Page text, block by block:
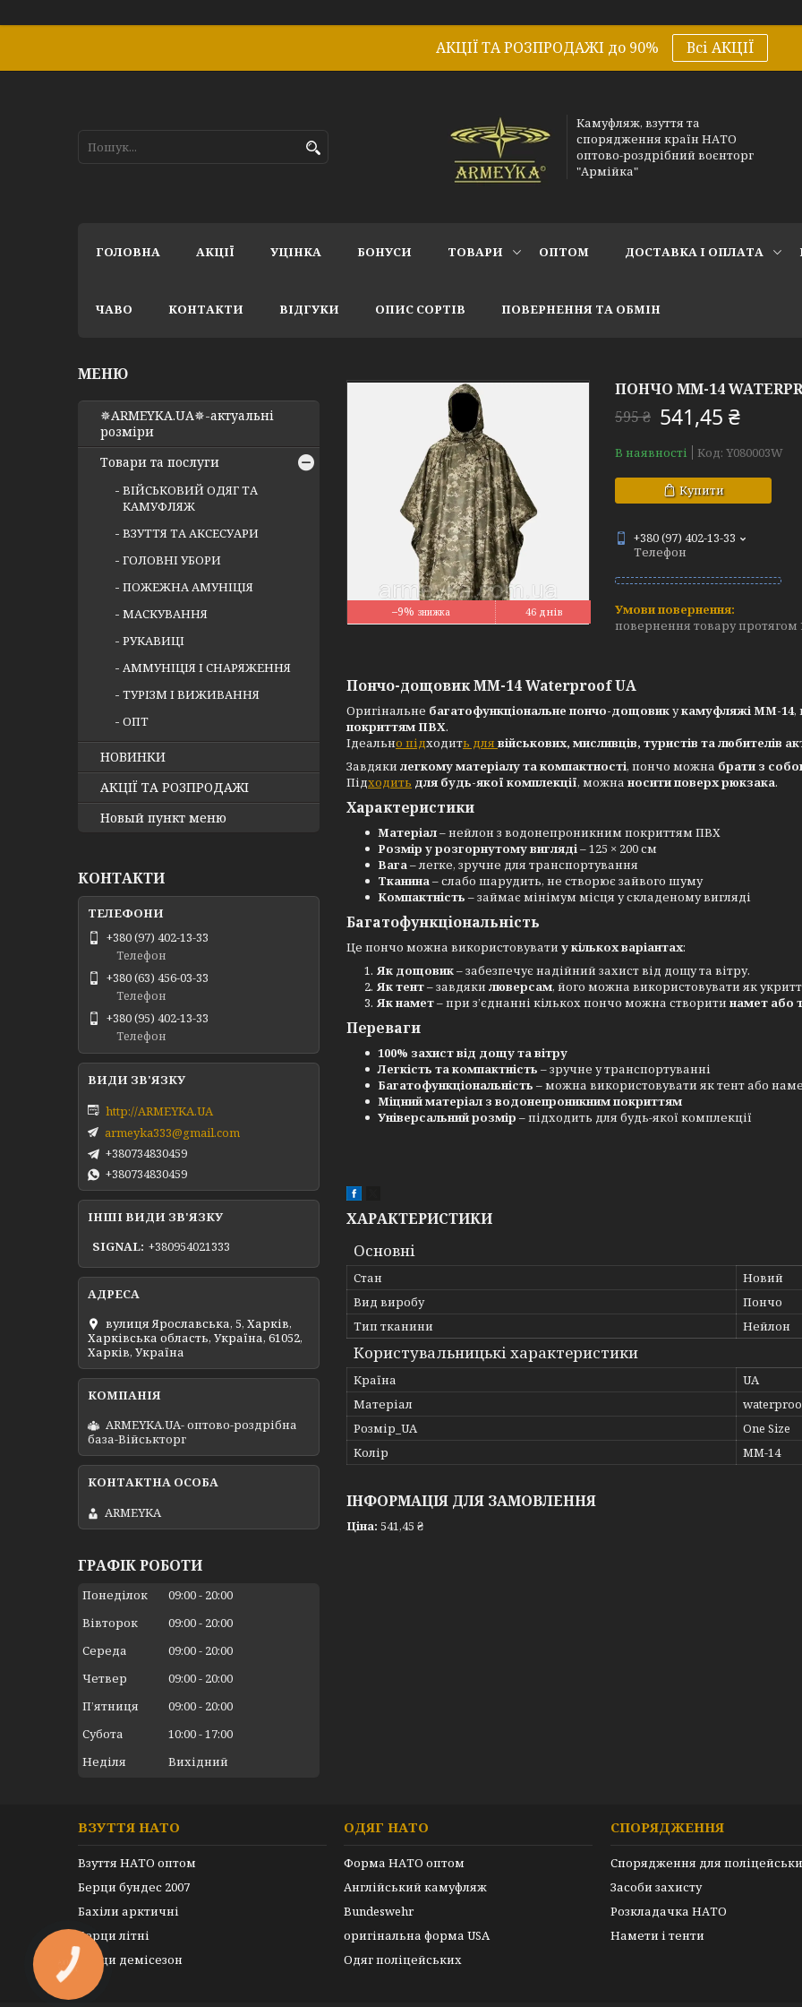
АКЦІЇ ТА РОЗПРОДАЖІ до 90% Всі АКЦІЇ
Камуфляж, взуття та
спорядження країн НАТО
оптово-роздрібний воєнторг
"Армійка"
ГОЛОВНА АКЦІЇ УЦІНКА БОНУСИ ТОВАРИ ОПТОМ ДОСТАВКА І ОПЛАТА
ЧАВО КОНТАКТИ ВІДГУКИ ОПИС СОРТІВ ПОВЕРНЕННЯ ТА ОБМІН
–9% 46 днів
ПОНЧО ММ-14
595 ₴ 541,45 ₴
В наявності Код: Y080003W
Купити
+380 (97) 402-13-33
Телефон
повернення товару протягом
Пончо-дощовик ММ-14 Waterproof UA
Оригінальне багатофункціональне пончо-дощовикукамуфляжі ММ-14,
покриттям ПВХ.
Ідеально підходить для військових, мисливців, туристів та любителів
Завдяки легкому матеріалу та компактності, пончо можна брати з
Підходить для будь-якої комплекції, можна носити поверх рюкзака.
Характеристики
Матеріал– нейлон з водонепроникним покриттям ПВХ
Розмір у розгорнутому вигляді– 125 × 200 см
Вага– легке, зручне для транспортування
Тканина– слабо шарудить, не створює зайвого шуму
Компактність – займає мінімум місця у складеному вигляді
Багатофункціональність
Це пончо можна використовувати у кількох варіантах:
Як дощовик– забезпечує надійний захист від дощу та вітру.
Як тент– завдяки люверсам, його можна використовувати як
Як намет– при з’єднанні кількох пончо можна створити намет або
Переваги
100% захист від дощу та вітру
Легкість та компактність – зручне у транспортуванні
Багатофункціональність – можна використовувати як тент або
Міцний матеріал з водонепроникним покриттям
Універсальний розмір – підходить для будь-якої комплекції
ХАРАКТЕРИСТИКИ
Основні
Стан
Новий
Вид виробу
Пончо
Тип тканини
Нейлон
Користувальницькі характеристики
Країна
UA
Матеріал
Розмір_UA
One Size
Колір
MM-14
ІНФОРМАЦІЯ ДЛЯ ЗАМОВЛЕННЯ
Ціна: 541,45 ₴
✵ARMEYKA.UA✵-актуальні
розміри
Товари та послуги
ВІЙСЬКОВИЙ ОДЯГ ТА
КАМУФЛЯЖ
ВЗУТТЯ ТА АКСЕСУАРИ
ГОЛОВНІ УБОРИ
ПОЖЕЖНА АМУНІЦІЯ
МАСКУВАННЯ
РУКАВИЦІ
АММУНІЦІЯ І СНАРЯЖЕННЯ
ТУРІЗМ І ВИЖИВАННЯ
ОПТ
НОВИНКИ
АКЦІЇ ТА РОЗПРОДАЖІ
Новый пункт меню
КОНТАКТИ
+380 (97) 402-13-33
Телефон
+380 (63) 456-03-33
Телефон
+380 (95) 402-13-33
Телефон
http://ARMEYKA.UA
armeyka333@gmail.com
+380734830459
+380734830459
ІНШІ ВИДИ ЗВ'ЯЗКУ
SIGNAL +380954021333
вулиця Ярославська, 5, Харків,
Харківська область, Україна, 61052,
Харків, Україна
ARMEYKA.UA- оптово-роздрібна
база-Військторг
ARMEYKA
ГРАФІК РОБОТИ
Понеділок 09:00
20:00
Вівторок
09:00
20:00
Середа
09:00
20:00
Четвер
09:00
20:00
Пʼятниця
09:00
20:00
Субота
10:00 17:00
Неділя
Вихідний
ВЗУТТЯ НАТО
Взуття НАТО оптом
Берци бундес 2007
Бахіли арктичні
Берци літні
Берци демісезон
ОДЯГ НАТО
Форма НАТО оптом
Англійський камуфляж
Bundeswehr
оригінальна форма USA
Одяг поліцейських
СПОРЯДЖЕННЯ
Спорядження для
Засоби захисту
Розкладачка НАТО
Намети і тенти
КНОПКА
ЗВ'ЯЗКУ